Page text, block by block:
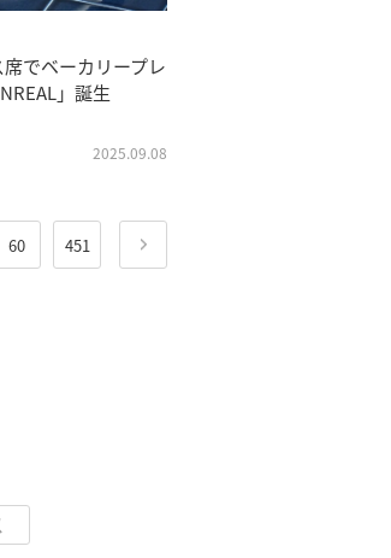
でベーカリープレ
」誕生
2025.09.08
60 451